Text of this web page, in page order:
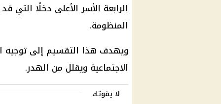
الرابعة الأسر الأعلى دخلًا
المنظومة.
ويهدف هذا التقسيم إلى توجيه
الاجتماعية ويقلل من الهدر.
لا يفوتك